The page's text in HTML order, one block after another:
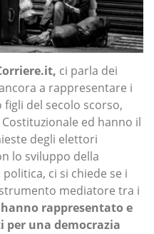
ci parla dei
a rappresentare i
del secolo scorso,
ed hanno il
degli elettori
lo sviluppo della
ci si chiede se i
mediatore tra i
hanno rappresentato e
una democrazia